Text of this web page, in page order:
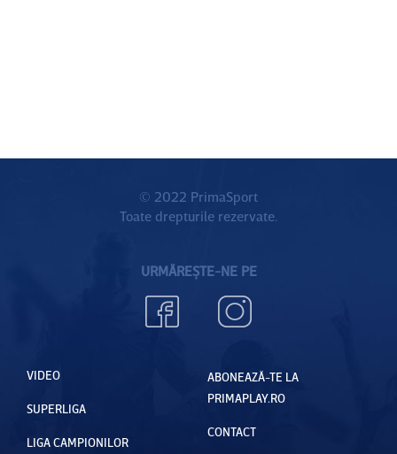
© 2022 PrimaSport
Toate drepturile rezervate.
URMĂREȘTE-NE PE
VIDEO
SUPERLIGA
LIGA CAMPIONILOR
ABONEAZĂ-TE LA
PRIMAPLAY.RO
CONTACT